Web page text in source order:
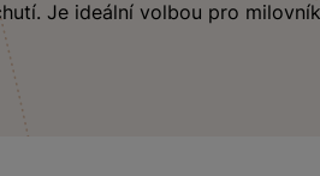
Je ideální volbou pro